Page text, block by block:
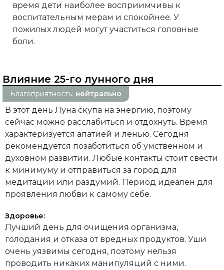
время дети наиболее восприимчивы к
воспитательным мерам и спокойнее. У
пожилых людей могут участиться головные
боли.
Влияние 25-го лунного дня
Благоприятность: нейтрально
В этот день Луна скупа на энергию, поэтому
сейчас можно расслабиться и отдохнуть. Время
характеризуется апатией и ленью. Сегодня
рекомендуется позаботиться об умственном и
духовном развитии. Любые контакты стоит свести
к минимуму и отправиться за город для
медитации или раздумий. Период идеален для
проявления любви к самому себе.
Здоровье:
Лучший день для очищения организма,
голодания и отказа от вредных продуктов. Уши
очень уязвимы сегодня, поэтому нельзя
проводить никаких манипуляций с ними.